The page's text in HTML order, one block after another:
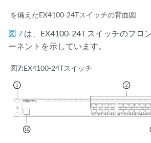
を備えたEX4100-24Tスイッチの背面図
図 7 は、EX4100-24T スイッチのフロ
ーネントを示しています。
図7:EX4100-24Tスイッチ